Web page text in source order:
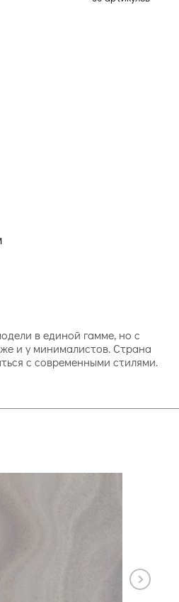
в единой гамме, но с
и у минималистов. Страна
с современными стилями.